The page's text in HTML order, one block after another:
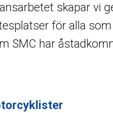
skapar vi
för alla
SMC har